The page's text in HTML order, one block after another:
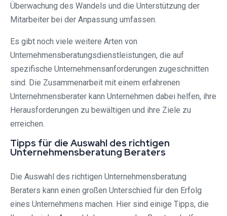
Überwachung des Wandels und die Unterstützung der
Mitarbeiter bei der Anpassung umfassen.
Es gibt noch viele weitere Arten von
Unternehmensberatungsdienstleistungen, die auf
spezifische Unternehmensanforderungen zugeschnitten
sind. Die Zusammenarbeit mit einem erfahrenen
Unternehmensberater kann Unternehmen dabei helfen, ihre
Herausforderungen zu bewältigen und ihre Ziele zu
erreichen.
Tipps für die Auswahl des richtigen
Unternehmensberatung Beraters
Die Auswahl des richtigen Unternehmensberatung
Beraters kann einen großen Unterschied für den Erfolg
eines Unternehmens machen. Hier sind einige Tipps, die